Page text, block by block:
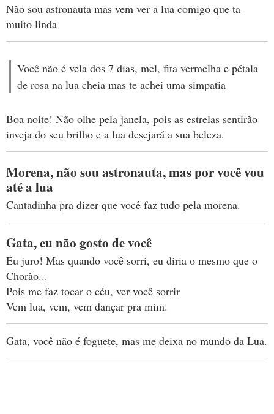
Não sou astronauta mas vem ver a lua comigo que ta
muito linda
Você não é vela dos 7 dias, mel, fita vermelha e pétala
de rosa na lua cheia mas te achei uma simpatia
Boa noite! Não olhe pela janela, pois as estrelas sentirão
inveja do seu brilho e a lua desejará a sua beleza.
Morena, não sou astronauta, mas por você vou
até a lua
Cantadinha pra dizer que você faz tudo pela morena.
Gata, eu não gosto de você
Eu juro! Mas quando você sorri, eu diria o mesmo que o
Chorão...
Pois me faz tocar o céu, ver você sorrir
Vem lua, vem, vem dançar pra mim.
Gata, você não é foguete, mas me deixa no mundo da Lua.